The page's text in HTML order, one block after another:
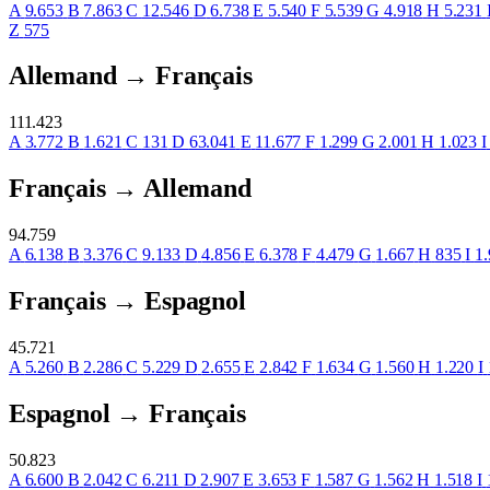
A 9.653 B 7.863 C 12.546 D 6.738 E 5.540 F 5.539 G 4.918 H 5.231
Z 575
Allemand → Français
111.423
A 3.772 B 1.621 C 131 D 63.041 E 11.677 F 1.299 G 2.001 H 1.023 I
Français → Allemand
94.759
A 6.138 B 3.376 C 9.133 D 4.856 E 6.378 F 4.479 G 1.667 H 835 I
Français → Espagnol
45.721
A 5.260 B 2.286 C 5.229 D 2.655 E 2.842 F 1.634 G 1.560 H 1.220 I
Espagnol → Français
50.823
A 6.600 B 2.042 C 6.211 D 2.907 E 3.653 F 1.587 G 1.562 H 1.518 I